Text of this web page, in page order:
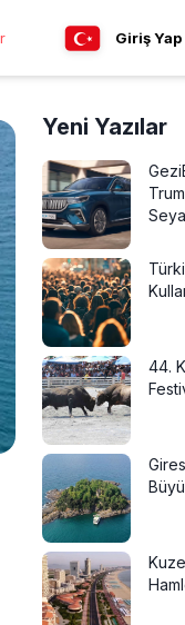
Giriş Yap
Yeni Yazılar
44.